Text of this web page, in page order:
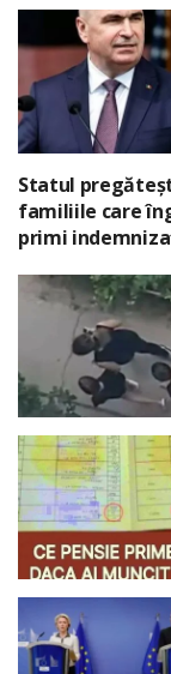
Statul
familiile care
primi